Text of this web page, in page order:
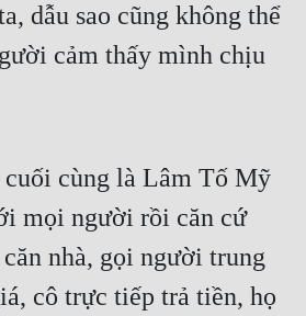
dẫu sao cũng không thể
cảm thấy mình chịu
cuối cùng là Lâm Tố Mỹ
mọi người rồi căn cứ
nhà, gọi người trung
cô trực tiếp trả tiền, họ